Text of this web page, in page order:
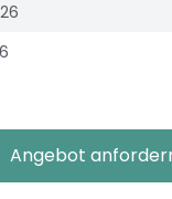
Angebot